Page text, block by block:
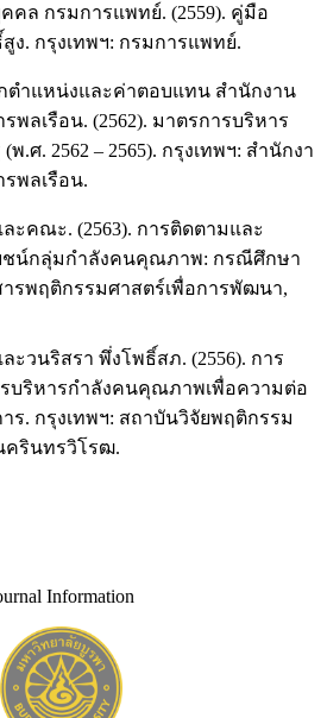
คล กรมการแพทย์. (2559). คู่มือ
. กรุงเทพฯ: กรมการแพทย์.
ำแหน่งและค่าตอบแทน สำนักงาน
ลเรือน. (2562). มาตรการบริหาร
.ศ. 2562 – 2565). กรุงเทพฯ: สำนักงา
พลเรือน.
ะคณะ. (2563). การติดตามและ
ชน์กลุ่มกำลังคนคุณภาพ: กรณีศึกษา
ารพฤติกรรมศาสตร์เพื่อการพัฒนา,
วนริสรา พึ่งโพธิ์สภ. (2556). การ
บริหารกำลังคนคุณภาพเพื่อความต่อ
ร. กรุงเทพฯ: สถาบันวิจัยพฤติกรรม
ครินทรวิโรฒ.
Information